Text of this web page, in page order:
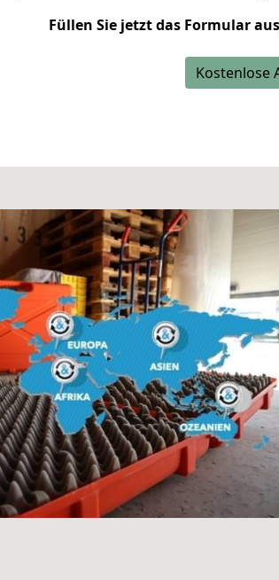
Füllen Sie jetzt das Formular aus
Kostenlose